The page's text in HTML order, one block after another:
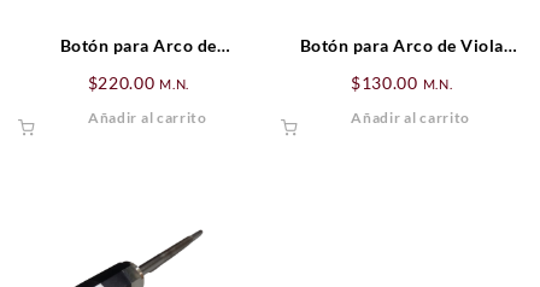
Botón para Arco de
$220.00 M.N.
Añadir al carrito
Botón para Arco de Viola
$130.00 M.N.
Añadir al carrito